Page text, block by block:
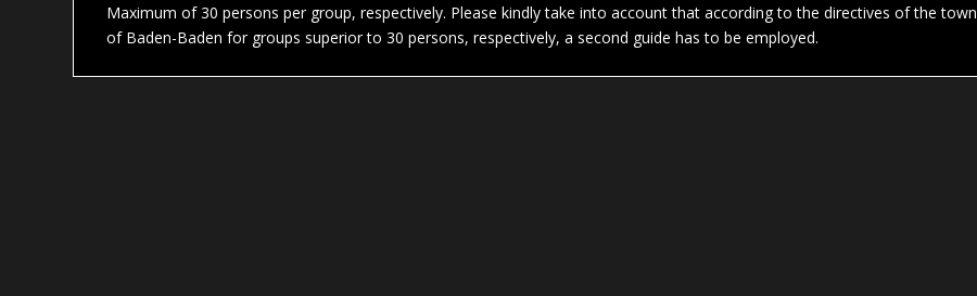
Maximum of 30 persons per group, respectively. Please kindly take into account that according to the directives of the town
of Baden-Baden for groups superior to 30 persons, respectively, a second guide has to be employed.